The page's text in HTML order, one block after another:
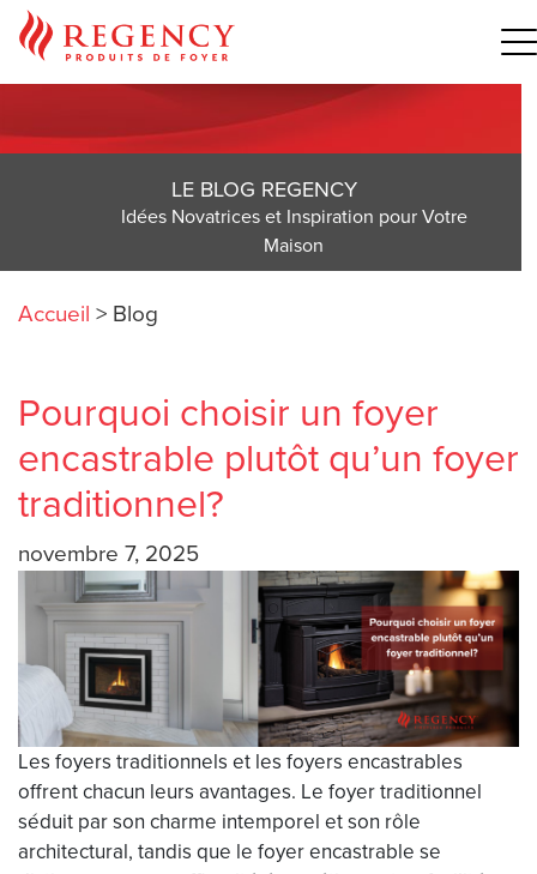
LE BLOG REGENCY
Idées Novatrices et Inspiration pour Votre
Maison
Accueil > Blog
Pourquoi choisir un foyer
encastrable plutôt qu’un foyer
traditionnel?
novembre 7, 2025
Les foyers traditionnels et les foyers encastrables
offrent chacun leurs avantages. Le foyer traditionnel
séduit par son charme intemporel et son rôle
architectural, tandis que le foyer encastrable se